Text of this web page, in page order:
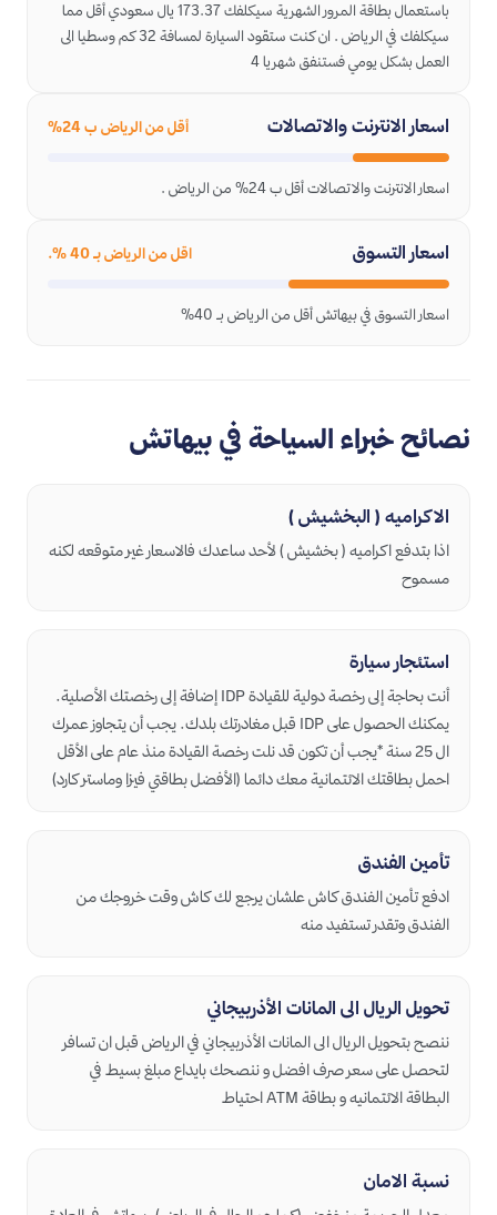
باستعمال بطاقة المرور الشهرية سيكلفك 173.37 يال سعودي أقل مما
سيكلفك في الرياض . ان كنت ستقود السيارة لمسافة 32 كم وسطيا الى
العمل بشكل يومي فستنفق شهريا 4
اسعار الانترنت والاتصالات أقل من الرياض ب 24%
اسعار الانترنت والاتصالات أقل ب 24% من الرياض .
اسعار التسوق اقل من الرياض بـ 40 %.
اسعار التسوق في بيهاتش أقل من الرياض بـ 40%
نصائح خبراء السياحة في بيهاتش
الاكراميه ( البخشيش )
اذا بتدفع اكراميه ( بخشيش ) لأحد ساعدك فالاسعار غير متوقعه لكنه
مسموح
استئجار سيارة
أنت بحاجة إلى رخصة دولية للقيادة IDP إضافة إلى رخصتك الأصلية.
يمكنك الحصول على IDP قبل مغادرتك بلدك. يجب أن يتجاوز عمرك
ال 25 سنة *يجب أن تكون قد نلت رخصة القيادة منذ عام على الأقل
احمل بطاقتك الائتمانية معك دائما (الأفضل بطاقتي فيزا وماستر كارد)
تأمين الفندق
ادفع تأمين الفندق كاش علشان يرجع لك كاش وقت خروجك من
الفندق وتقدر تستفيد منه
تحويل الريال الى المانات الأذربيجاني
ننصح بتحويل الريال الى المانات الأذربيجاني في الرياض قبل ان تسافر
لتحصل على سعر صرف افضل و ننصحك بايداع مبلغ بسيط في
البطاقة الائتمانيه و بطاقة ATM احتياط
نسبة الامان